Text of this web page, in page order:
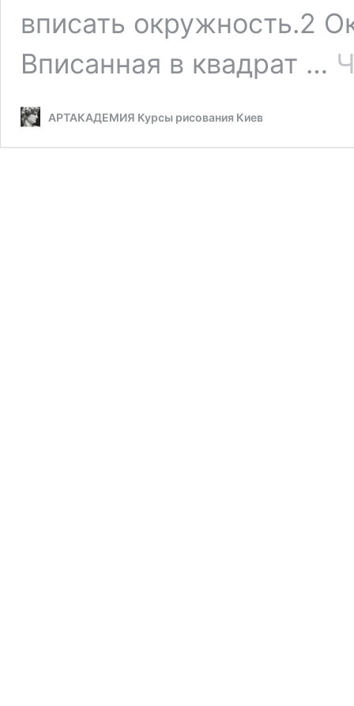
вписать окружность.2
Вписанная в квадрат …
АРТАКАДЕМИЯ Курсы рисования Киев